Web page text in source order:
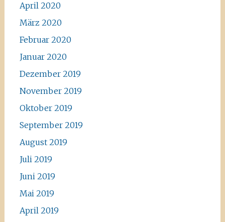
April 2020
März 2020
Februar 2020
Januar 2020
Dezember 2019
November 2019
Oktober 2019
September 2019
August 2019
Juli 2019
Juni 2019
Mai 2019
April 2019